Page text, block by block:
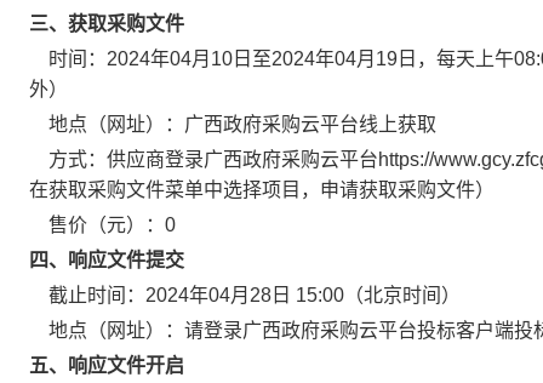
三、获取采购文件
时间： 2024年04月10日 至2024年04月19日 ，每天上午
外）
地点（网址）： 广西政府采购云平台线上获取
方式： 供应商登录广西政府采购云平台https://
在获取采购文件菜单中选择项目，申请获取采购文件）
售价（元）： 0
四、响应文件提交
截止时间： 2024年04月28日 15:00 （北京时间）
地点（网址）： 请登录广西政府采购云平台投标客户端投
五、响应文件开启